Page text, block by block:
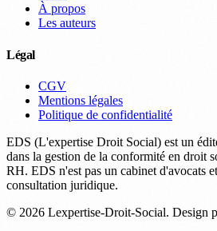
À propos
Les auteurs
Légal
CGV
Mentions légales
Politique de confidentialité
EDS (L'expertise Droit Social) est un
dans la gestion de la conformité en droit
RH. EDS n'est pas un cabinet d'avocats
consultation juridique.
© 2026 Lexpertise-Droit-Social. Design